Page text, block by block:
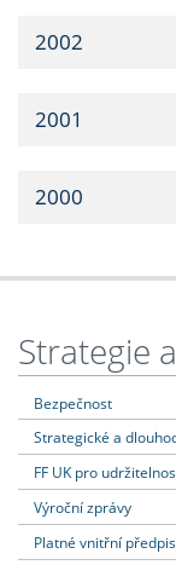
2002
2001
2000
Strategie
Bezpečnost
Strategické a
FF UK pro
Výroční zprávy
Platné vnitřní